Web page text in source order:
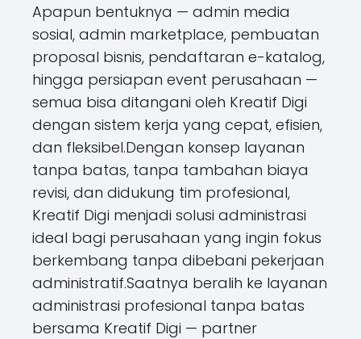
Apapun bentuknya — admin media
sosial, admin marketplace, pembuatan
proposal bisnis, pendaftaran e-katalog,
hingga persiapan event perusahaan —
semua bisa ditangani oleh Kreatif Digi
dengan sistem kerja yang cepat, efisien,
dan fleksibel.Dengan konsep layanan
tanpa batas, tanpa tambahan biaya
revisi, dan didukung tim profesional,
Kreatif Digi menjadi solusi administrasi
ideal bagi perusahaan yang ingin fokus
berkembang tanpa dibebani pekerjaan
administratif.Saatnya beralih ke layanan
administrasi profesional tanpa batas
bersama Kreatif Digi — partner